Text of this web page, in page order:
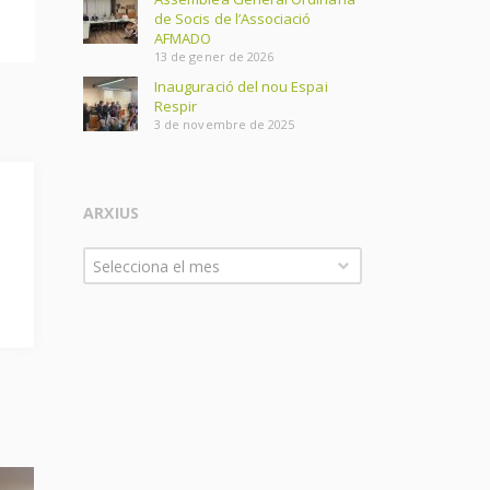
de Socis de l’Associació
AFMADO
13 de gener de 2026
Inauguració del nou Espai
Respir
3 de novembre de 2025
ARXIUS
Arxius
Selecciona el mes